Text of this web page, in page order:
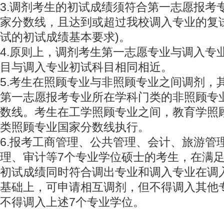
3.调剂考生的初试成绩须符合第一志愿报考
家分数线，且达到或超过我校调入专业的复
试的初试成绩基本要求)。
4.原则上，调剂考生第一志愿专业与调入专
目与调入专业初试科目相同相近。
5.考生在照顾专业与非照顾专业之间调剂，
第一志愿报考专业所在学科门类的非照顾专
数线。考生在工学照顾专业之间，教育学照
类照顾专业国家分数线执行。
6.报考工商管理、公共管理、会计、旅游管
理、审计等7个专业学位硕士的考生，在满
初试成绩同时符合调出专业和调入专业在调
基础上，可申请相互调剂，但不得调入其他
不得调入上述7个专业学位。